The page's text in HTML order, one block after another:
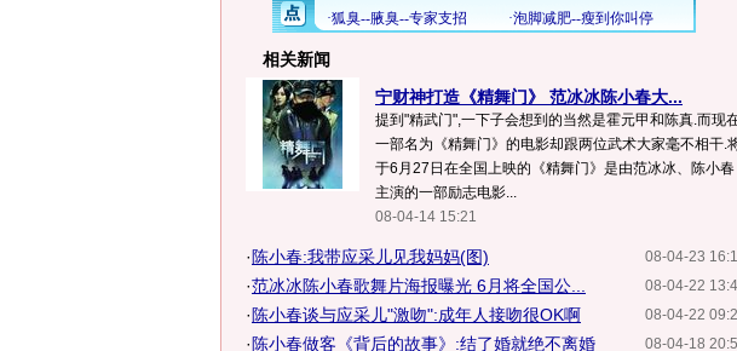
相关新闻
宁财神打造《精舞门》 范冰冰陈小春大...
提到"精武门",一下子会想到的当然是霍元甲和陈真.而现
一部名为《精舞门》的电影却跟两位武术大家毫不相干.
于6月27日在全国上映的《精舞门》是由范冰冰、陈小春
主演的一部励志电影...
08-04-14 15:21
08-04-23
· 陈小春:我带应采儿见我妈妈(图)
08-04-22
·范冰冰陈小春歌舞片海报曝光 6月将全国公...
08-04-22
· 陈小春谈与应采儿"激吻":成年人接吻很OK啊
08-04-18
· 陈小春做客《背后的故事》:结了婚就绝不离婚